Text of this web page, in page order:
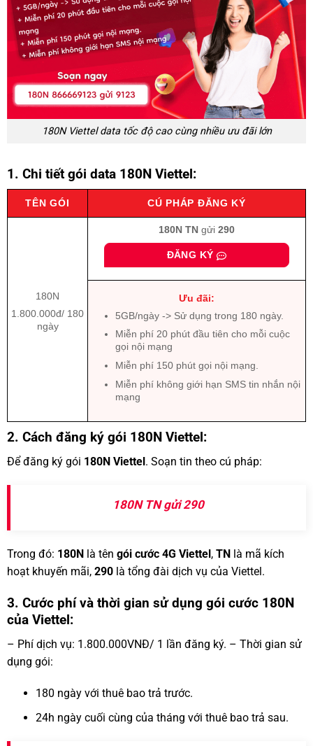
180N Viettel data tốc độ cao cùng nhiều ưu đãi lớn
1. Chi tiết gói data 180N Viettel:
TÊN GÓI CÚ PHÁP ĐĂNG KÝ
180N
1.800.000đ/ 180
ngày
180N TN gửi 290
ĐĂNG KÝ
Ưu đãi:
5GB/ngày -> Sử dụng trong 180 ngày.
Miễn phí 20 phút đầu tiên cho mỗi cuộc
gọi nội mạng
Miễn phí 150 phút gọi nội mạng.
Miễn phí không giới hạn SMS tin nhắn nội
mạng
2. Cách đăng ký gói 180N Viettel:
Để đăng ký gói 180N Viettel. Soạn tin theo cú pháp:
180N TN gửi 290
Trong đó: 180N là tên gói cước 4G Viettel , TN là mã kích
hoạt khuyến mãi, 290 là tổng đài dịch vụ của Viettel.
3. Cước phí và thời gian sử dụng gói cước 180N
của Viettel:
– Phí dịch vụ: 1.800.000VNĐ/ 1 lần đăng ký. – Thời gian sử
dụng gói:
180 ngày với thuê bao trả trước.
24h ngày cuối cùng của tháng với thuê bao trả sau.